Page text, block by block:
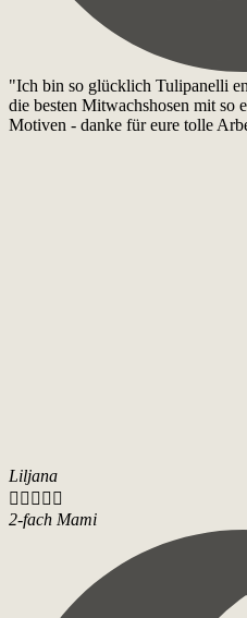
"Ich bin so glücklich Tulipanelli
die besten Mitwachshosen mit so
Motiven - danke für eure tolle
Liljana
    
2-fach Mami